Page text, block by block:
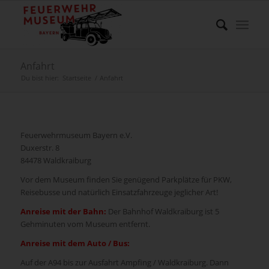
Feuerwehrmuseum Bayern e.V.
Duxerstr. 8
84478 Waldkraiburg
Vor dem Museum finden Sie genügend Parkplätze für PKW,
Reisebusse und natürlich Einsatzfahrzeuge jeglicher Art!
Anreise mit der Bahn: Der Bahnhof Waldkraiburg ist 5
Gehminuten vom Museum entfernt.
Anreise mit dem Auto / Bus:
Auf der A94 bis zur Ausfahrt Ampfing / Waldkraiburg. Dann